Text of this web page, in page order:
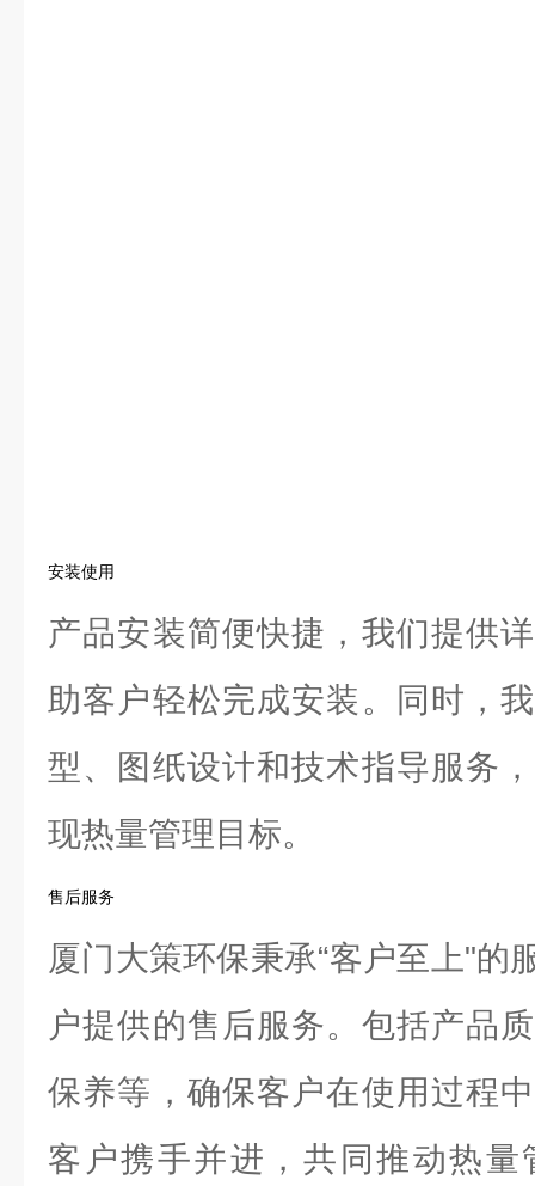
安装使用
产品安装简便快捷，我们提供
助客户轻松完成安装。同时，
型、图纸设计和技术指导服务
现热量管理目标。
售后服务
厦门大策环保秉承“客户至上"的
户提供的售后服务。包括产品
保养等，确保客户在使用过程
客户携手并进，共同推动热